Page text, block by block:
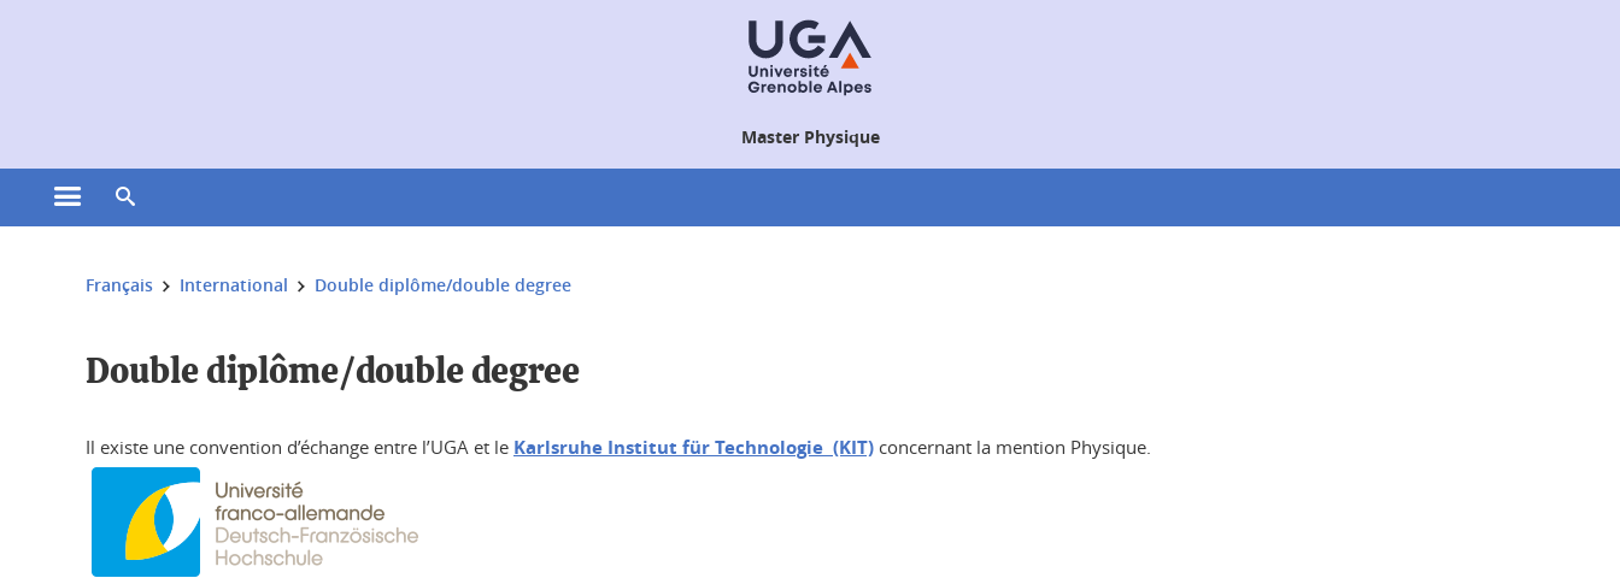
Master Physique
Ouvrir le menu principal
Vous êtes ici :
Français International Double diplôme/double degree
Double diplôme/double degree
Il existe une convention d’échange entre l’UGA et le Karlsruhe Institut für Technologie (KIT) concernant la mention Physique.